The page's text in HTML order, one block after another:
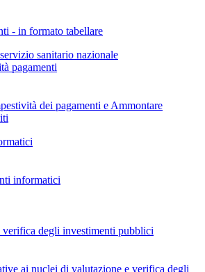
- in formato tabellare
sanitario nazionale
pagamenti
dei pagamenti e Ammontare
informatici
degli investimenti pubblici
ai nuclei di valutazione e verifica degli